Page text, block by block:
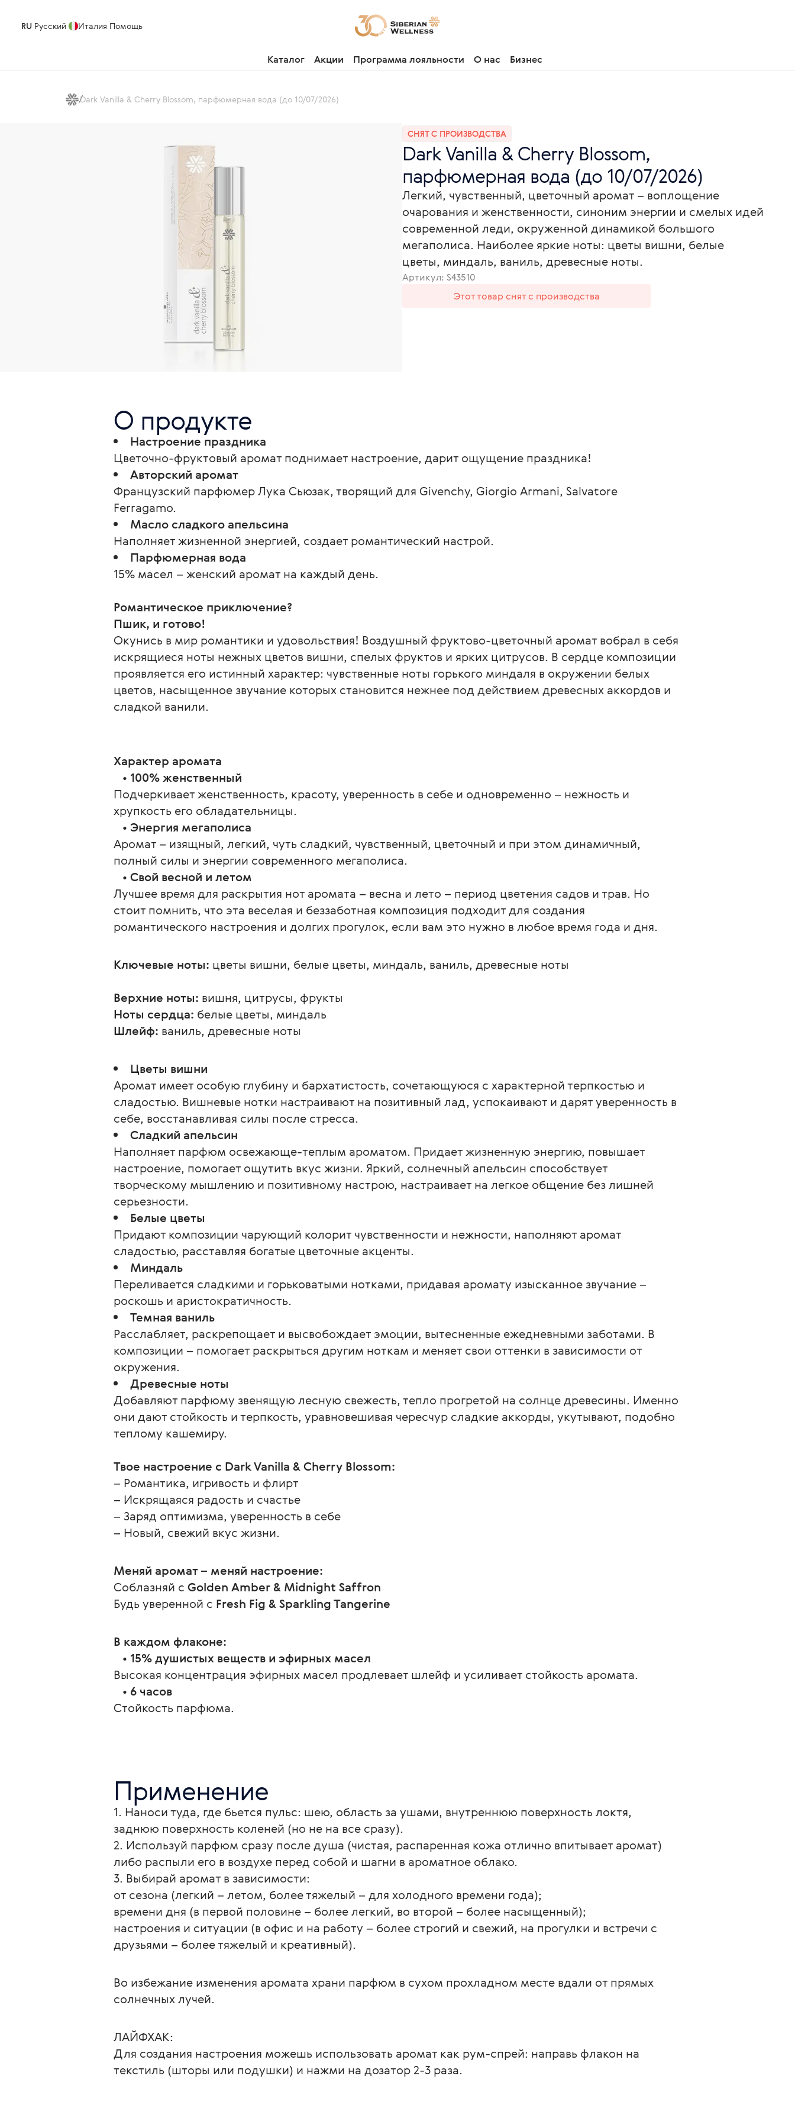
RU Русский Италия Помощь
Каталог Акции Программа лояльности О нас Бизнес
Dark Vanilla & Cherry Blossom, парфюмерная вода (до 10/07/2026)
СНЯТ С ПРОИЗВОДСТВА
Dark Vanilla & Cherry Blossom,
парфюмерная вода (до 10/07/2026)
Легкий, чувственный, цветочный аромат – воплощение
очарования и женственности, синоним энергии и смелых идей
современной леди, окруженной динамикой большого
мегаполиса. Наиболее яркие ноты: цветы вишни, белые
цветы, миндаль, ваниль, древесные ноты.
Артикул: S43510
Этот товар снят с производства
О продукте
Настроение праздника
Цветочно-фруктовый аромат поднимает настроение, дарит ощущение праздника!
Авторский аромат
Французский парфюмер Лука Сьюзак, творящий для Givenchy, Giorgio Armani, Salvatore
Ferragamo.
Масло сладкого апельсина
Наполняет жизненной энергией, создает романтический настрой.
Парфюмерная вода
15% масел – женский аромат на каждый день.
Романтическое приключение?
Пшик, и готово!
Окунись в мир романтики и удовольствия! Воздушный фруктово-цветочный аромат вобрал в себя
искрящиеся ноты нежных цветов вишни, спелых фруктов и ярких цитрусов. В сердце композиции
проявляется его истинный характер: чувственные ноты горького миндаля в окружении белых
цветов, насыщенное звучание которых становится нежнее под действием древесных аккордов и
сладкой ванили.
Характер аромата
• 100% женственный
Подчеркивает женственность, красоту, уверенность в себе и одновременно – нежность и
хрупкость его обладательницы.
• Энергия мегаполиса
Аромат – изящный, легкий, чуть сладкий, чувственный, цветочный и при этом динамичный,
полный силы и энергии современного мегаполиса.
• Свой весной и летом
Лучшее время для раскрытия нот аромата – весна и лето – период цветения садов и трав. Но
стоит помнить, что эта веселая и беззаботная композиция подходит для создания
романтического настроения и долгих прогулок, если вам это нужно в любое время года и дня.
Ключевые ноты: цветы вишни, белые цветы, миндаль, ваниль, древесные ноты
Верхние ноты: вишня, цитрусы, фрукты
Ноты сердца: белые цветы, миндаль
Шлейф: ваниль, древесные ноты
Цветы вишни
Аромат имеет особую глубину и бархатистость, сочетающуюся с характерной терпкостью и
сладостью. Вишневые нотки настраивают на позитивный лад, успокаивают и дарят уверенность в
себе, восстанавливая силы после стресса.
Сладкий апельсин
Наполняет парфюм освежающе-теплым ароматом. Придает жизненную энергию, повышает
настроение, помогает ощутить вкус жизни. Яркий, солнечный апельсин способствует
творческому мышлению и позитивному настрою, настраивает на легкое общение без лишней
серьезности.
Белые цветы
Придают композиции чарующий колорит чувственности и нежности, наполняют аромат
сладостью, расставляя богатые цветочные акценты.
Миндаль
Переливается сладкими и горьковатыми нотками, придавая аромату изысканное звучание –
роскошь и аристократичность.
Темная ваниль
Расслабляет, раскрепощает и высвобождает эмоции, вытесненные ежедневными заботами. В
композиции – помогает раскрыться другим ноткам и меняет свои оттенки в зависимости от
окружения.
Древесные ноты
Добавляют парфюму звенящую лесную свежесть, тепло прогретой на солнце древесины. Именно
они дают стойкость и терпкость, уравновешивая чересчур сладкие аккорды, укутывают, подобно
теплому кашемиру.
Твое настроение с Dark Vanilla & Cherry Blossom:
– Романтика, игривость и флирт
– Искрящаяся радость и счастье
– Заряд оптимизма, уверенность в себе
– Новый, свежий вкус жизни.
Меняй аромат – меняй настроение:
Соблазняй с Golden Amber & Midnight Saffron
Будь уверенной с Fresh Fig & Sparkling Tangerine
В каждом флаконе:
• 15% душистых веществ и эфирных масел
Высокая концентрация эфирных масел продлевает шлейф и усиливает стойкость аромата.
• 6 часов
Стойкость парфюма.
Применение
1. Наноси туда, где бьется пульс: шею, область за ушами, внутреннюю поверхность локтя,
заднюю поверхность коленей (но не на все сразу).
2. Используй парфюм сразу после душа (чистая, распаренная кожа отлично впитывает аромат)
либо распыли его в воздухе перед собой и шагни в ароматное облако.
3. Выбирай аромат в зависимости:
от сезона (легкий – летом, более тяжелый – для холодного времени года);
времени дня (в первой половине – более легкий, во второй – более насыщенный);
настроения и ситуации (в офис и на работу – более строгий и свежий, на прогулки и встречи с
друзьями – более тяжелый и креативный).
Во избежание изменения аромата храни парфюм в сухом прохладном месте вдали от прямых
солнечных лучей.
ЛАЙФХАК:
Для создания настроения можешь использовать аромат как рум-спрей: направь флакон на
текстиль (шторы или подушки) и нажми на дозатор 2-3 раза.